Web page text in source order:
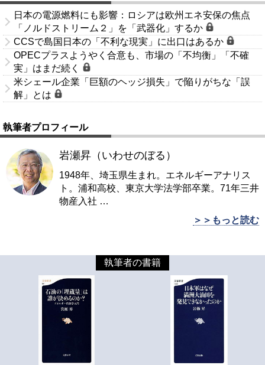
日本の電源燃料にも影響：ロシアは欧州エネ安保の焦点
「ノルドストリーム２」を「武器化」するか
CCSで島国日本の「不利な現実」に出口はあるか
OPECプラスようやく合意も、市場の「不均衡」「不確
実」はまだ続く
米シェール企業「巨額のヘッジ損失」で陥りがちな「誤
解」とは
執筆者プロフィール
岩瀬昇（いわせのぼる）
1948年、埼玉県生まれ。エネルギーアナリス
ト。浦和高校、東京大学法学部卒業。71年三井
物産入社 …
＞＞もっと読む
執筆者の書籍